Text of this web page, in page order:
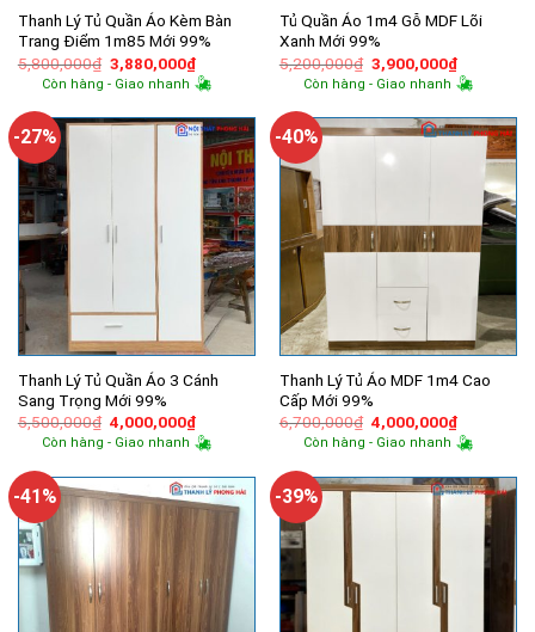
Thanh Lý Tủ Quần Áo Kèm Bàn
Trang Điểm 1m85 Mới 99%
5,800,000₫ Giá
gốc
là:
3,880,000₫Giá
hiện
tại
3,880,000₫.
Còn hàng - Giao nhanh
Tủ Quần Áo 1m4 Gỗ MDF Lõi
Xanh Mới 99%
5,200,000₫ Giá
gốc
là:
3,900,000₫Giá
hiện
tại
Còn hàng - Giao nhanh
-27%
Thanh Lý Tủ Quần Áo 3 Cánh
Sang Trọng Mới 99%
5,500,000₫ Giá
gốc
là:
4,000,000₫Giá
hiện
tại
4,000,000₫.
Còn hàng - Giao nhanh
-40%
Thanh Lý Tủ Áo MDF 1m4 Cao
Cấp Mới 99%
6,700,000₫ Giá
gốc
là:
4,000,000₫Giá
hiện
tại
Còn hàng - Giao nhanh
-41% -39%